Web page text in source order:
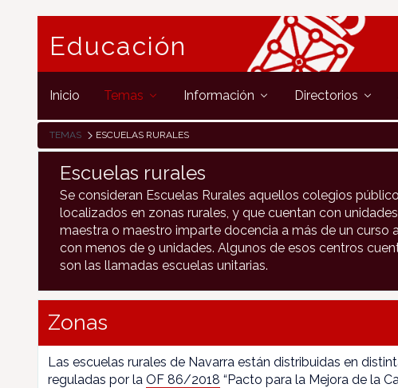
Educación
Inicio Temas Información Directorios
TEMAS ESCUELAS RURALES
Escuelas rurales
Se consideran Escuelas Rurales aquellos colegios
localizados en zonas rurales, y que cuentan con
maestra o maestro imparte docencia a más de un
con menos de 9 unidades. Algunos de esos centros
son las llamadas escuelas unitarias.
Zonas
Las escuelas rurales de Navarra están distribuidas en
reguladas por la OF 86/2018 “Pacto para la Mejora de la